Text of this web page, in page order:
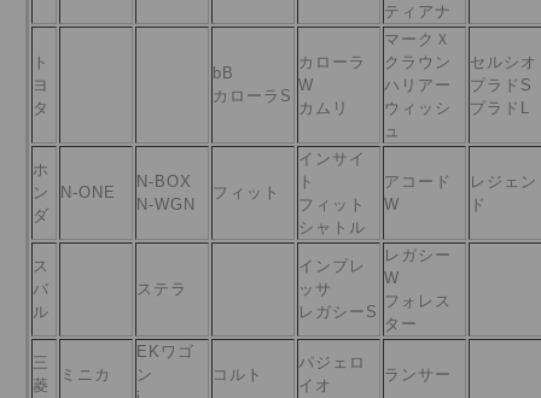
ティアナ
ト
ヨ
タ
bB
カローラS
カローラ
W
カムリ
マークＸ
クラウン
ハリアー
ウィッシ
ュ
セルシオ
プラドS
プラドL
ホ
ン
ダ
N-ONE
N-BOX
N-WGN
フィット
インサイ
ト
フィット
シャトル
アコード
W
レジェン
ド
ス
バ
ル
ステラ
インプレ
ッサ
レガシーS
レガシー
W
フォレス
ター
三
菱
ミニカ
EKワゴ
ン
コルト
パジェロ
イオ
ランサー